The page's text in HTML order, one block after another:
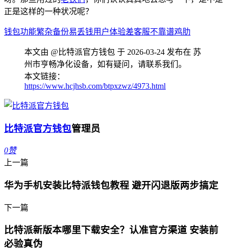
正是这样的一种状况呢？
钱包功能繁杂备份易丢钱用户体验差客服不靠谱鸡肋
本文由 @比特派官方钱包 于 2026-03-24 发布在 苏
州市亨畅净化设备，如有疑问，请联系我们。
本文链接：
https://www.hcjhsb.com/btpxzwz/4973.html
比特派官方钱包管理员
0赞
上一篇
华为手机安装比特派钱包教程 避开闪退版两步搞定
下一篇
比特派新版本哪里下载安全？认准官方渠道 安装前
必验真伪